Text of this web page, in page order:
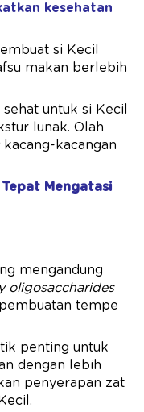
kesehatan
si Kecil
makan berlebih
untuk si Kecil
lunak. Olah
kacang-kacangan
Mengatasi
mengandung
oligosaccharides
tempe
penting untuk
dengan lebih
penyerapan zat